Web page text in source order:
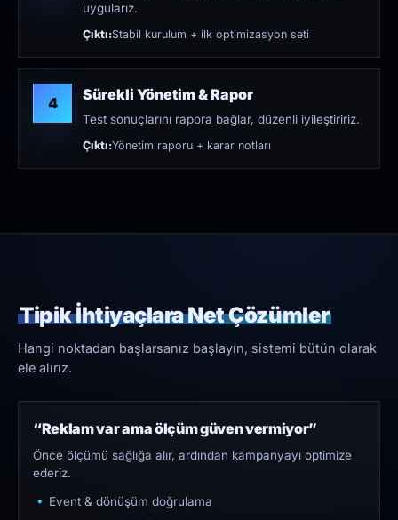
uygularız.
Çıktı:Stabil kurulum + ilk optimizasyon seti
4 Sürekli Yönetim & Rapor
Test sonuçlarını rapora bağlar, düzenli iyileştiririz.
Çıktı:Yönetim raporu + karar notları
Tipik İhtiyaçlara Net Çözümler
Hangi noktadan başlarsanız başlayın, sistemi bütün olarak
ele alırız.
“Reklam var ama ölçüm güven vermiyor”
Önce ölçümü sağlığa alır, ardından kampanyayı optimize
ederiz.
Event & dönüşüm doğrulama